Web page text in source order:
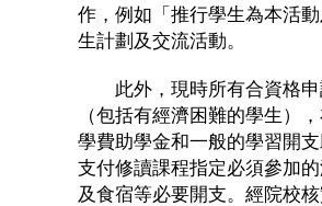
作，例如「推行學生為本活
生計劃及交流活動。
此外，現時所有合資格申
（包括有經濟困難的學生）
學費助學金和一般的學習開
支付修讀課程指定必須參加
及食宿等必要開支。經院校